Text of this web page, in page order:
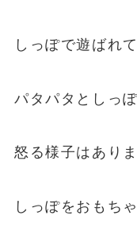
しっぽで遊ばれ
パタパタとしっ
怒る様子はありま
しっぽをおもち